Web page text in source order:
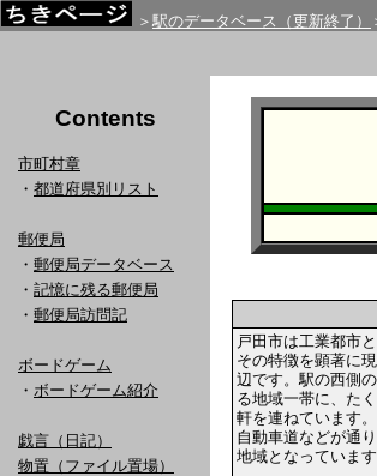
＞ 駅のデータベース（更新終了）
Contents
市町村章
・ 都道府県別リスト
郵便局
・ 郵便局データベース
・ 記憶に残る郵便局
・ 郵便局訪問記
ボードゲーム
・ ボードゲーム紹介
戯言（日記）
物置（ファイル置場）
戸田市は工業都市
その特徴を顕著に
辺です。駅の西側
る地域一帯に、た
軒を連ねています
自動車道などが通
地域となっています